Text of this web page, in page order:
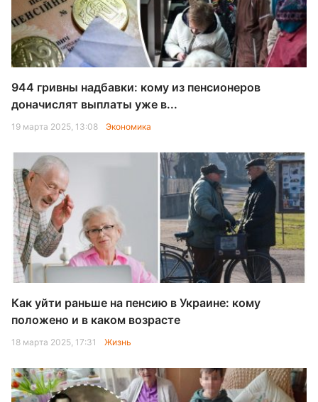
944 гривны надбавки: кому из пенсионеров
доначислят выплаты уже в...
19 марта 2025, 13:08 Экономика
Как уйти раньше на пенсию в Украине: кому
положено и в каком возрасте
18 марта 2025, 17:31 Жизнь